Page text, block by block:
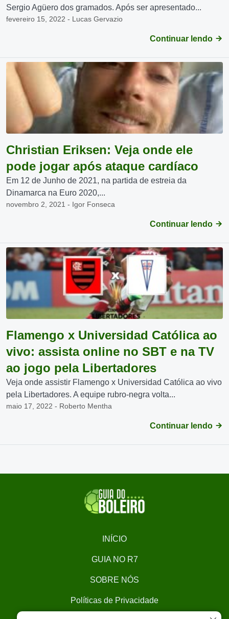
Sergio Agüero dos gramados. Após ser apresentado...
fevereiro 15, 2022 - Lucas Gervazio
Continuar lendo
Christian Eriksen: Veja onde ele
pode jogar após ataque cardíaco
Em 12 de Junho de 2021, na partida de estreia da
Dinamarca na Euro 2020,...
novembro 2, 2021 - Igor Fonseca
Continuar lendo
Flamengo x Universidad Católica ao
vivo: assista online no SBT e na TV
ao jogo pela Libertadores
Veja onde assistir Flamengo x Universidad Católica ao vivo
pela Libertadores. A equipe rubro-negra volta...
maio 17, 2022 - Roberto Mentha
Continuar lendo
INÍCIO
GUIA NO R7
SOBRE NÓS
Políticas de Privacidade